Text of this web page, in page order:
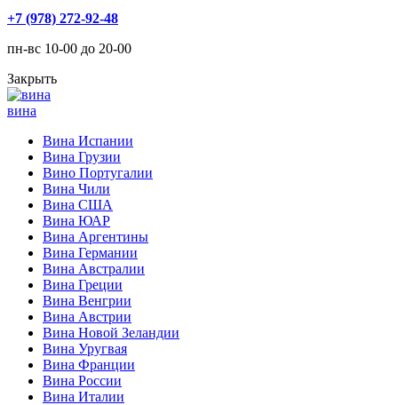
+7 (978) 272-92-48
пн-вс 10-00 до 20-00
Закрыть
вина
Вина Испании
Вина Грузии
Вино Португалии
Вина Чили
Вина США
Вина ЮАР
Вина Аргентины
Вина Германии
Вина Австралии
Вина Греции
Вина Венгрии
Вина Австрии
Вина Новой Зеландии
Вина Уругвая
Вина Франции
Вина России
Вина Италии